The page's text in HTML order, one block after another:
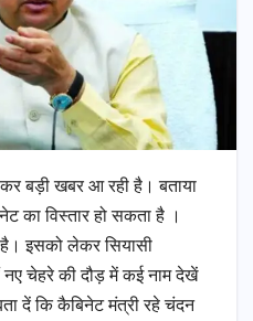
बड़ी खबर आ रही है। बताया
का विस्तार हो सकता है ।
इसको लेकर सियासी
नए चेहरे की दौड़ में कई नाम देखें
दें कि कैबिनेट मंत्री रहे चंदन